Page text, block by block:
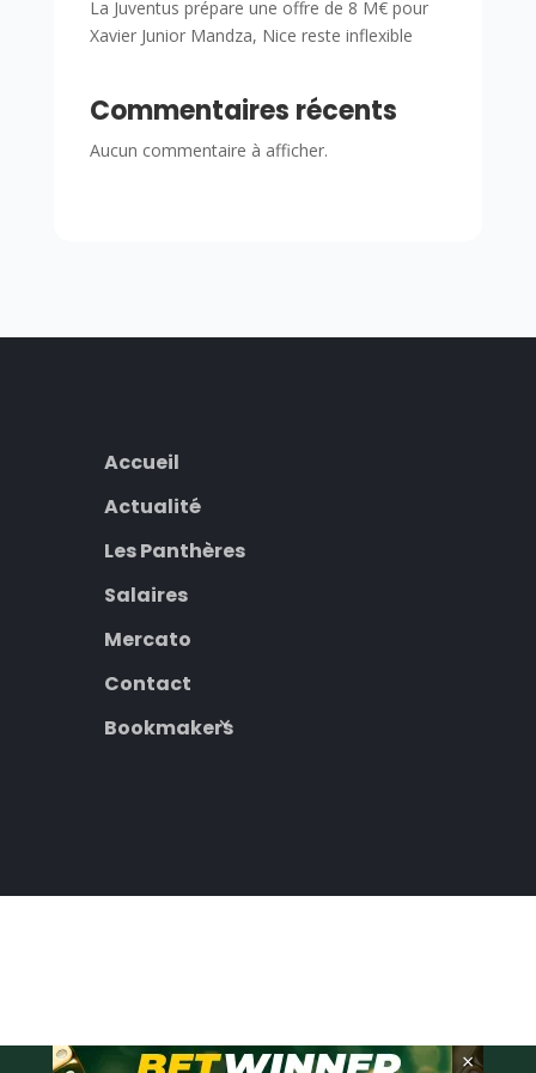
La Juventus prépare une offre de 8 M€ pour
Xavier Junior Mandza, Nice reste inflexible
Commentaires récents
Aucun commentaire à afficher.
Accueil
Actualité
Les Panthères
Salaires
Mercato
Contact
Bookmakers
×